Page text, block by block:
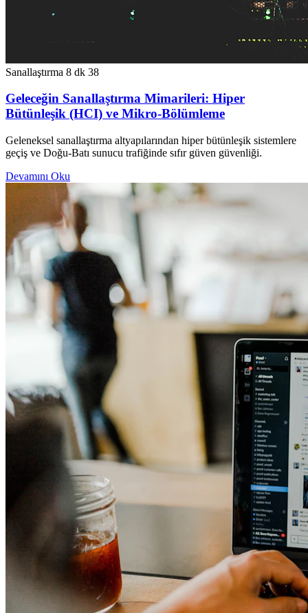
Sanallaştırma 8 dk 38
Geleceğin Sanallaştırma Mimarileri: Hiper
Bütünleşik (HCI) ve Mikro-Bölümleme
Geleneksel sanallaştırma altyapılarından hiper bütünleşik sistemlere
geçiş ve Doğu-Batı sunucu trafiğinde sıfır güven güvenliği.
Devamını Oku